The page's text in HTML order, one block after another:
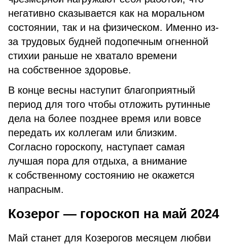
негативно сказывается как на моральном
состоянии, так и на физическом. Именно из-
за трудовых будней подопечным огненной
стихии раньше не хватало времени
на собственное здоровье.
В конце весны наступит благоприятный
период для того чтобы отложить рутинные
дела на более позднее время или вовсе
передать их коллегам или близким.
Согласно гороскопу, наступает самая
лучшая пора для отдыха, а внимание
к собственному состоянию не окажется
напрасным.
Козерог — гороскоп на май 2024
Май станет для Козерогов месяцем любви